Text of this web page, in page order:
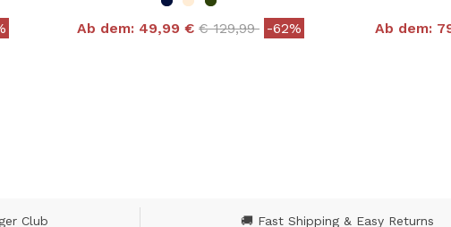
Ab dem: 49,99 € Price reduced from
€ 129,99to-62% Ab dem:
Club 🚚 Fast Shipping & Easy Returns